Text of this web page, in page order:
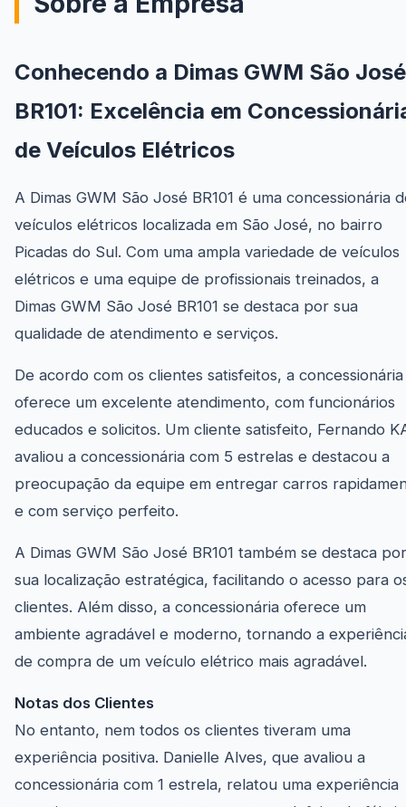
Conhecendo a Dimas GWM São José
BR101: Excelência em
de Veículos Elétricos
A Dimas GWM São José BR101 é uma concessionária
veículos elétricos localizada em São José, no bairro
Picadas do Sul. Com uma ampla variedade de veículos
elétricos e uma equipe de profissionais treinados, a
Dimas GWM São José BR101 se destaca por sua
qualidade de atendimento e serviços.
De acordo com os clientes satisfeitos, a concessionária
oferece um excelente atendimento, com funcionários
educados e solicitos. Um cliente satisfeito, Fernando
avaliou a concessionária com 5 estrelas e destacou a
preocupação da equipe em entregar carros
e com serviço perfeito.
A Dimas GWM São José BR101 também se destaca por
sua localização estratégica, facilitando o acesso para
clientes. Além disso, a concessionária oferece um
ambiente agradável e moderno, tornando a
de compra de um veículo elétrico mais agradável.
Notas dos Clientes
No entanto, nem todos os clientes tiveram uma
experiência positiva. Danielle Alves, que avaliou a
concessionária com 1 estrela, relatou uma experiência